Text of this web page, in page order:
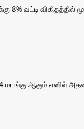
8% வட்டி விகிதத்தில்
ஆகும் எனில் அதன்